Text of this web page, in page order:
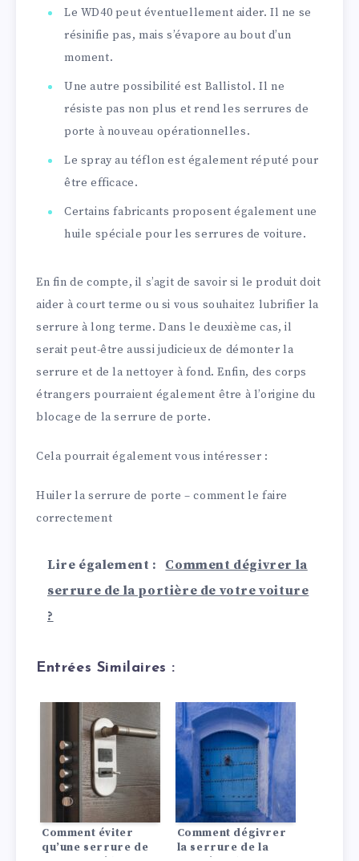
Le WD40 peut éventuellement aider. Il ne se
résinifie pas, mais s’évapore au bout d’un
moment.
Une autre possibilité est Ballistol. Il ne
résiste pas non plus et rend les serrures de
porte à nouveau opérationnelles.
Le spray au téflon est également réputé pour
être efficace.
Certains fabricants proposent également une
huile spéciale pour les serrures de voiture.
En fin de compte, il s’agit de savoir si le produit doit
aider à court terme ou si vous souhaitez lubrifier la
serrure à long terme. Dans le deuxième cas, il
serait peut-être aussi judicieux de démonter la
serrure et de la nettoyer à fond. Enfin, des corps
étrangers pourraient également être à l’origine du
blocage de la serrure de porte.
Cela pourrait également vous intéresser :
Huiler la serrure de porte – comment le faire
correctement
Lire également :
Comment dégivrer la
serrure de la portière de votre voiture
?
Entrées Similaires :
Comment éviter
qu’une serrure de
Comment dégivrer
la serrure de la